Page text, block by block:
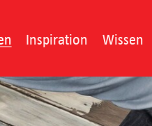
Inspiration Wissen